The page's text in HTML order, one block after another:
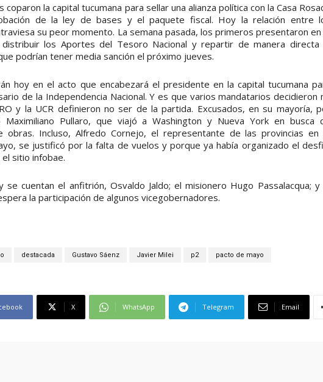
la capital tucumana para sellar una alianza política con la Casa
de la ley de bases y el paquete fiscal. Hoy la relación entre
su peor momento. La semana pasada, los primeros presentaron en
los Aportes del Tesoro Nacional y repartir de manera directa
podrían tener media sanción el próximo jueves.
hoy en el acto que encabezará el presidente en la capital tucumana
de la Independencia Nacional. Y es que varios mandatarios decidieron
y la UCR definieron no ser de la partida. Excusados, en su mayoría,
Maximiliano Pullaro, que viajó a Washington y Nueva York en busca
obras. Incluso, Alfredo Cornejo, el representante de las provincias en
se justificó por la falta de vuelos y porque ya había organizado el
sitio infobae.
cuentan el anfitrión, Osvaldo Jaldo; el misionero Hugo Passalacqua; y
la participación de algunos vicegobernadores.
destacada Gustavo Sáenz Javier Milei p2 pacto de mayo
X WhatsApp Telegram Email